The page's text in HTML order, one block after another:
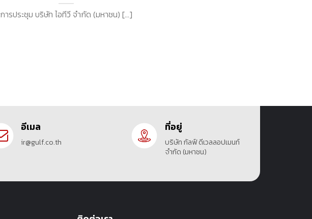
การประชุม บริษัท ไอทีวี จำกัด (มหาชน) [...]
อีเมล
ir@gulf.co.th
ที่อยู่
บริษัท กัลฟ์ ดีเวลลอปเมนท์
จำกัด (มหาชน)